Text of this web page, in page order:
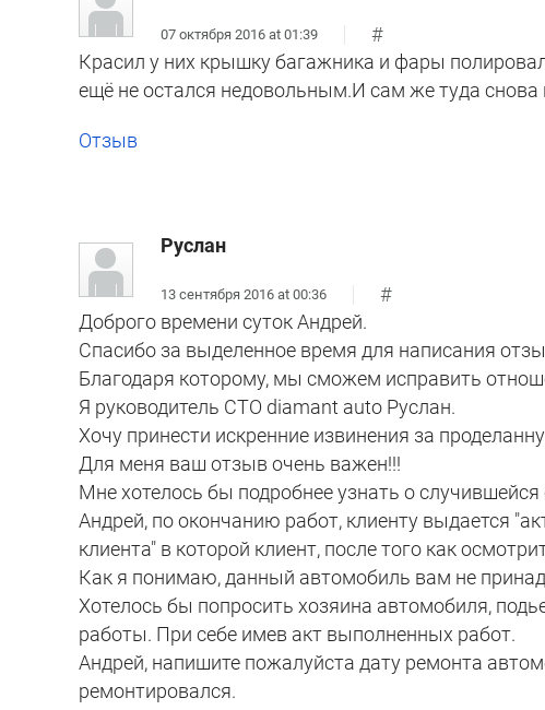
07 октября 2016 at 01:39
#
Красил у них крышку багажника и фары
ещё не остался недовольным.И сам же туда
Отзыв
Руслан
13 сентября 2016 at 00:36
#
Доброго времени суток Андрей.
Спасибо за выделенное время для написания
Благодаря которому, мы сможем исправить
Я руководитель СТО diamant auto Руслан.
Хочу принести искренние извинения за
Для меня ваш отзыв очень важен!!!
Мне хотелось бы подробнее узнать о
Андрей, по окончанию работ, клиенту выдается
клиента" в которой клиент, после того как
Как я понимаю, данный автомобиль вам не
Хотелось бы попросить хозяина автомобиля,
работы. При себе имев акт выполненных работ.
Андрей, напишите пожалуйста дату ремонта
ремонтировался.